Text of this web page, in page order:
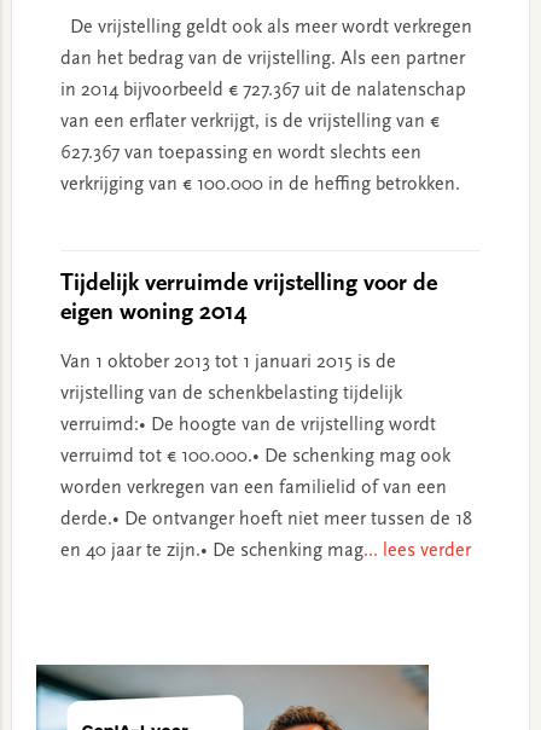
De vrijstelling geldt ook als meer wordt verkregen
dan het bedrag van de vrijstelling. Als een partner
in 2014 bijvoorbeeld € 727.367 uit de nalatenschap
van een erflater verkrijgt, is de vrijstelling van €
627.367 van toepassing en wordt slechts een
verkrijging van € 100.000 in de heffing betrokken.
Tijdelijk verruimde vrijstelling voor de
eigen woning 2014
Van 1 oktober 2013 tot 1 januari 2015 is de
vrijstelling van de schenkbelasting tijdelijk
verruimd:• De hoogte van de vrijstelling wordt
verruimd tot € 100.000.• De schenking mag ook
worden verkregen van een familielid of van een
derde.• De ontvanger hoeft niet meer tussen de 18
en 40 jaar te zijn.• De schenking mag... lees verder
Sidebar